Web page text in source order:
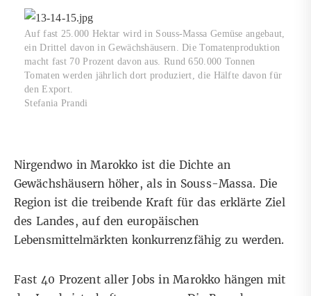
Auf fast 25.000 Hektar wird in Souss-Massa Gemüse angebaut,
ein Drittel davon in Gewächshäusern. Die Tomatenproduktion
macht fast 70 Prozent davon aus. Rund 650.000 Tonnen
Tomaten werden jährlich dort produziert, die Hälfte davon für
den Export.
Stefania Prandi
Nirgendwo in Marokko ist die Dichte an
Gewächshäusern höher, als in Souss-Massa. Die
Region ist die treibende Kraft für das erklärte Ziel
des Landes, auf den europäischen
Lebensmittelmärkten konkurrenzfähig zu werden.
Fast 40 Prozent aller Jobs in Marokko hängen mit